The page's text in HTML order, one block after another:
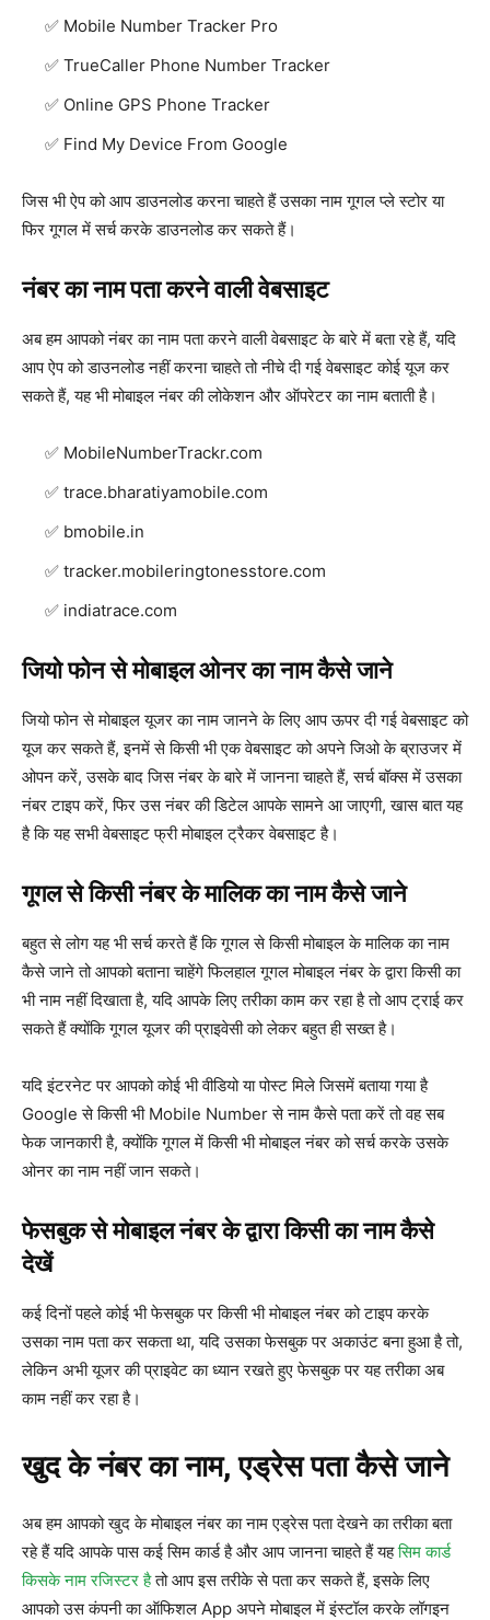
Mobile Number Tracker Pro
TrueCaller Phone Number Tracker
Online GPS Phone Tracker
Find My Device From Google
जिस भी ऐप को आप डाउनलोड करना चाहते हैं उसका नाम गूगल प्ले स्टोर या
फिर गूगल में सर्च करके डाउनलोड कर सकते हैं।
नंबर का नाम पता करने वाली वेबसाइट
अब हम आपको नंबर का नाम पता करने वाली वेबसाइट के बारे में बता रहे हैं, यदि
आप ऐप को डाउनलोड नहीं करना चाहते तो नीचे दी गई वेबसाइट कोई यूज कर
सकते हैं, यह भी मोबाइल नंबर की लोकेशन और ऑपरेटर का नाम बताती है।
MobileNumberTrackr.com
trace.bharatiyamobile.com
bmobile.in
tracker.mobileringtonesstore.com
indiatrace.com
जियो फोन से मोबाइल ओनर का नाम कैसे जाने
जियो फोन से मोबाइल यूजर का नाम जानने के लिए आप ऊपर दी गई वेबसाइट को
यूज कर सकते हैं, इनमें से किसी भी एक वेबसाइट को अपने जिओ के ब्राउजर में
ओपन करें, उसके बाद जिस नंबर के बारे में जानना चाहते हैं, सर्च बॉक्स में उसका
नंबर टाइप करें, फिर उस नंबर की डिटेल आपके सामने आ जाएगी, खास बात यह
है कि यह सभी वेबसाइट फ्री मोबाइल ट्रैकर वेबसाइट है।
गूगल से किसी नंबर के मालिक का नाम कैसे जाने
बहुत से लोग यह भी सर्च करते हैं कि गूगल से किसी मोबाइल के मालिक का नाम
कैसे जाने तो आपको बताना चाहेंगे फिलहाल गूगल मोबाइल नंबर के द्वारा किसी का
भी नाम नहीं दिखाता है, यदि आपके लिए तरीका काम कर रहा है तो आप ट्राई कर
सकते हैं क्योंकि गूगल यूजर की प्राइवेसी को लेकर बहुत ही सख्त है।
यदि इंटरनेट पर आपको कोई भी वीडियो या पोस्ट मिले जिसमें बताया गया है
Google से किसी भी Mobile Number से नाम कैसे पता करें तो वह सब
फेक जानकारी है, क्योंकि गूगल में किसी भी मोबाइल नंबर को सर्च करके उसके
ओनर का नाम नहीं जान सकते।
फेसबुक से मोबाइल नंबर के द्वारा किसी का नाम कैसे
देखें
कई दिनों पहले कोई भी फेसबुक पर किसी भी मोबाइल नंबर को टाइप करके
उसका नाम पता कर सकता था, यदि उसका फेसबुक पर अकाउंट बना हुआ है तो,
लेकिन अभी यूजर की प्राइवेट का ध्यान रखते हुए फेसबुक पर यह तरीका अब
काम नहीं कर रहा है।
खुद के नंबर का नाम, एड्रेस पता कैसे जाने
अब हम आपको खुद के मोबाइल नंबर का नाम एड्रेस पता देखने का तरीका बता
रहे हैं यदि आपके पास कई सिम कार्ड है और आप जानना चाहते हैं यहसिम कार्ड
किसके नाम रजिस्टर हैतो आप इस तरीके से पता कर सकते हैं, इसके लिए
आपको उस कंपनी का ऑफिशल App अपने मोबाइल में इंस्टॉल करके लॉगइन